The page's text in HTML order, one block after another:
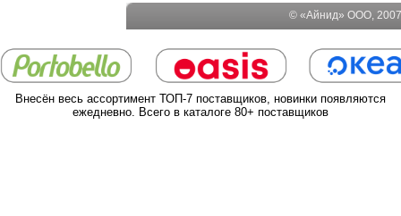
© «Айнид» ООО,
Внесён весь ассортимент ТОП-7 поставщиков, новинки появляются
ежедневно. Всего в каталоге 80+ поставщиков